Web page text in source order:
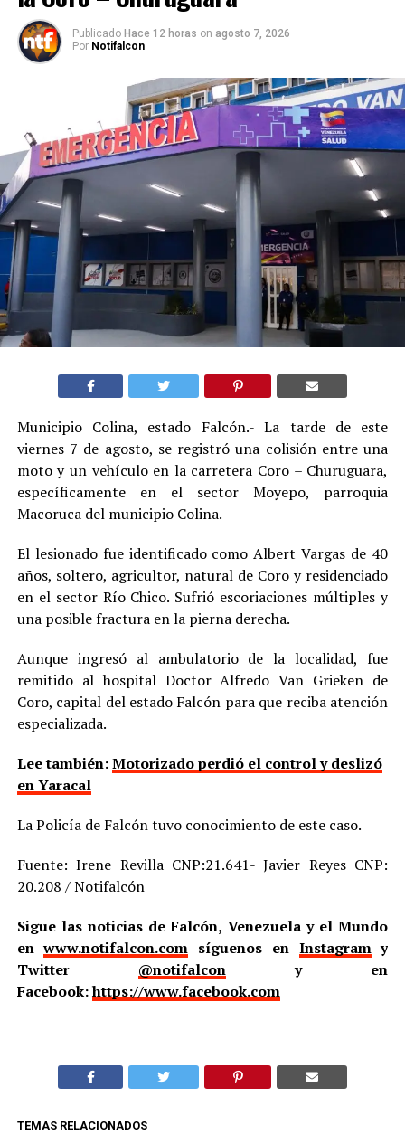
Publicado Hace 12 horas on agosto 7, 2026
Por Notifalcon
Municipio Colina, estado Falcón.- La tarde de este
viernes 7 de agosto, se registró una colisión entre una
moto y un vehículo en la carretera Coro – Churuguara,
específicamente en el sector Moyepo, parroquia
Macoruca del municipio Colina.
El lesionado fue identificado como Albert Vargas de 40
años, soltero, agricultor, natural de Coro y residenciado
en el sector Río Chico. Sufrió escoriaciones múltiples y
una posible fractura en la pierna derecha.
Aunque ingresó al ambulatorio de la localidad, fue
remitido al hospital Doctor Alfredo Van Grieken de
Coro, capital del estado Falcón para que reciba atención
especializada.
Lee también:Motorizado perdió el control y deslizó
en Yaracal
La Policía de Falcón tuvo conocimiento de este caso.
Fuente: Irene Revilla CNP:21.641- Javier Reyes CNP:
20.208 / Notifalcón
Sigue las noticias de Falcón, Venezuela y el Mundo
enwww.notifalcon.com síguenos en Instagramy
Twitter @notifalcony en
Facebook:https://www.facebook.com
TEMAS RELACIONADOS